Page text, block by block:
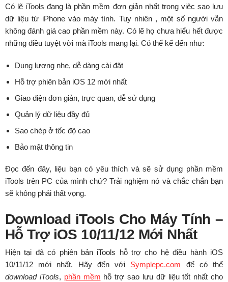
Có lẽ iTools đang là phần mềm đơn giản nhất trong việc sao lưu
dữ liệu từ iPhone vào máy tính. Tuy nhiên , một số người vẫn
không đánh giá cao phần mềm này. Có lẽ họ chưa hiểu hết được
những điều tuyệt vời mà iTools mang lại. Có thể kể đến như:
Dung lượng nhẹ, dễ dàng cài đặt
Hỗ trợ phiên bản iOS 12 mới nhất
Giao diện đơn giản, trực quan, dễ sử dụng
Quản lý dữ liệu đầy đủ
Sao chép ở tốc độ cao
Bảo mật thông tin
Đọc đến đây, liệu bạn có yêu thích và sẽ sử dụng phần mềm
iTools trên PC của mình chứ? Trải nghiệm nó và chắc chắn bạn
sẽ không phải thất vọng.
Download iTools Cho Máy Tính –
Hỗ Trợ iOS 10/11/12 Mới Nhất
Hiện tại đã có phiên bản iTools hỗ trợ cho hệ điều hành iOS
10/11/12 mới nhất. Hãy đến với Symplepc.com để có thể
download iTools, phần mềm hỗ trợ sao lưu dữ liệu tốt nhất cho